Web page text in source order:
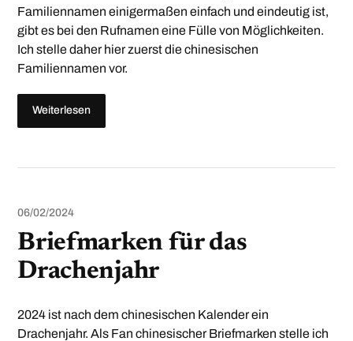
Familiennamen einigermaßen einfach und eindeutig ist,
gibt es bei den Rufnamen eine Fülle von Möglichkeiten.
Ich stelle daher hier zuerst die chinesischen
Familiennamen vor.
Weiterlesen
06/02/2024
Briefmarken für das
Drachenjahr
2024 ist nach dem chinesischen Kalender ein
Drachenjahr. Als Fan chinesischer Briefmarken stelle ich